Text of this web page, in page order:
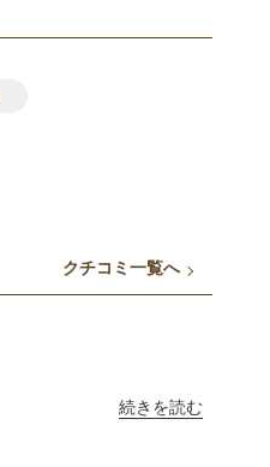
続きを読む
クチコミ一覧へ